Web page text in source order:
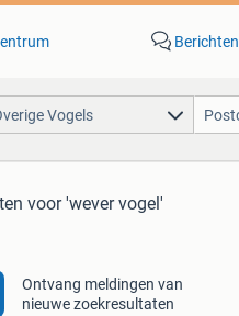
Berichten
Vogels
voor 'wever vogel'
Ontvang meldingen van
nieuwe zoekresultaten